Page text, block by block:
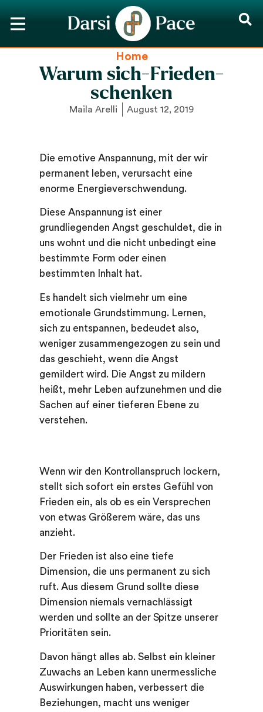
Home
Warum sich-Frieden-
schenken
Maila Arelli August 12, 2019
Die emotive Anspannung, mit der wir
permanent leben, verursacht eine
enorme Energieverschwendung.
Diese Anspannung ist einer
grundliegenden Angst geschuldet, die in
uns wohnt und die nicht unbedingt eine
bestimmte Form oder einen
bestimmten Inhalt hat.
Es handelt sich vielmehr um eine
emotionale Grundstimmung. Lernen,
sich zu entspannen, bedeudet also,
weniger zusammengezogen zu sein und
das geschieht, wenn die Angst
gemildert wird. Die Angst zu mildern
heißt, mehr Leben aufzunehmen und die
Sachen auf einer tieferen Ebene zu
verstehen.
Wenn wir den Kontrollanspruch lockern,
stellt sich sofort ein erstes Gefühl von
Frieden ein, als ob es ein Versprechen
von etwas Größerem wäre, das uns
anzieht.
Der Frieden ist also eine tiefe
Dimension, die uns permanent zu sich
ruft. Aus diesem Grund sollte diese
Dimension niemals vernachlässigt
werden und sollte an der Spitze unserer
Prioritäten sein.
Davon hängt alles ab. Selbst ein kleiner
Zuwachs an Leben kann unermessliche
Auswirkungen haben, verbessert die
Beziehungen, macht uns weniger